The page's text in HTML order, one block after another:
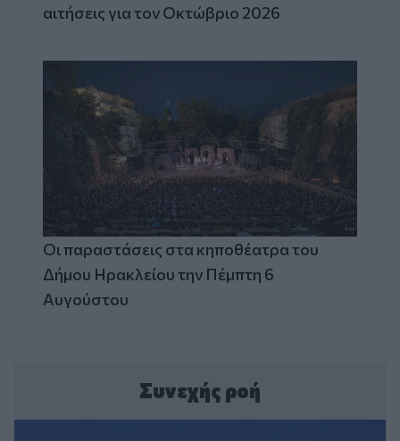
αιτήσεις για τον Οκτώβριο 2026
Οι παραστάσεις στα κηποθέατρα του
Δήμου Ηρακλείου την Πέμπτη 6
Αυγούστου
Συνεχής ροή